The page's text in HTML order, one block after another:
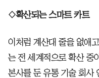
◇확산되는 스마트 카트
이처럼 계산대 줄을 없애
는 전 세계적으로 확산 중
본사를 둔 유통 기술 회사